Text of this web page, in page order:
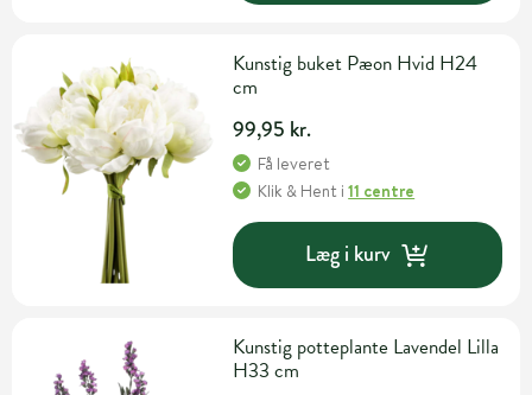
Kunstig buket Pæon Hvid H24
cm
99,95 kr.
Få leveret
Klik & Hent i11 centre
Læg i kurv
Kunstig potteplante Lavendel Lilla
H33 cm